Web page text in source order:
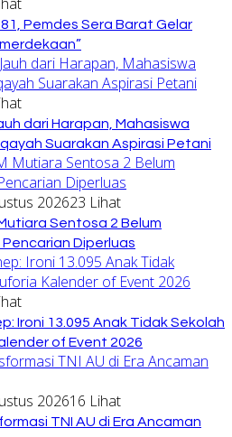
Pemdes Sera Barat Gelar
dari Harapan, Mahasiswa
Suarakan Aspirasi Petani
202623 Lihat
Sentosa 2 Belum
Diperluas
Ironi 13.095 Anak Tidak Sekolah
of Event 2026
202616 Lihat
TNI AU di Era Ancaman